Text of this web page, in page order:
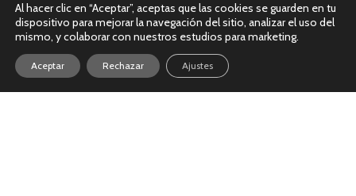
Al hacer clic en “Aceptar”, aceptas que las cookies se guarden en tu
dispositivo para mejorar la navegación del sitio, analizar el uso del
mismo, y colaborar con nuestros estudios para marketing.
Aceptar Rechazar Ajustes